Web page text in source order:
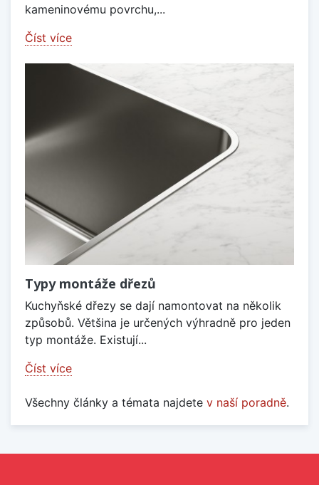
kameninovému povrchu,...
Číst více
Typy montáže dřezů
Kuchyňské dřezy se dají namontovat na několik
způsobů. Většina je určených výhradně pro jeden
typ montáže. Existují...
Číst více
Všechny články a témata najdete v naší poradně.